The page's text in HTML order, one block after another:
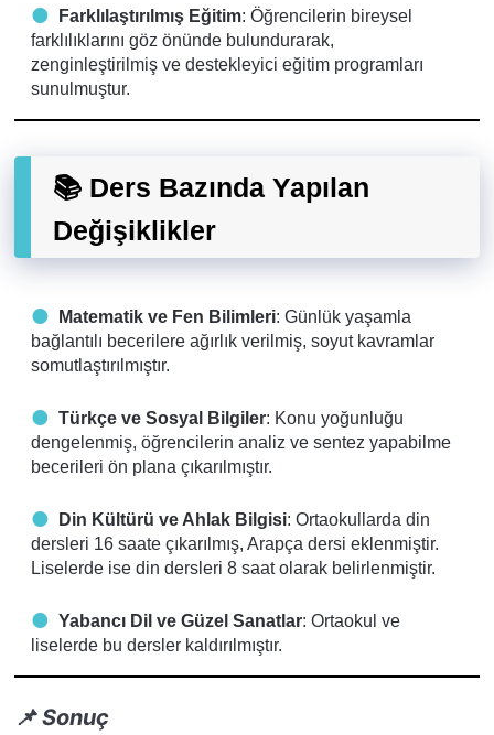
Farklılaştırılmış Eğitim: Öğrencilerin bireysel
farklılıklarını göz önünde bulundurarak,
zenginleştirilmiş ve destekleyici eğitim programları
sunulmuştur.
📚 Ders Bazında Yapılan
Değişiklikler
Matematik ve Fen Bilimleri: Günlük yaşamla
bağlantılı becerilere ağırlık verilmiş, soyut kavramlar
somutlaştırılmıştır.
Türkçe ve Sosyal Bilgiler: Konu yoğunluğu
dengelenmiş, öğrencilerin analiz ve sentez yapabilme
becerileri ön plana çıkarılmıştır.
Din Kültürü ve Ahlak Bilgisi: Ortaokullarda din
dersleri 16 saate çıkarılmış, Arapça dersi eklenmiştir.
Liselerde ise din dersleri 8 saat olarak belirlenmiştir.
Yabancı Dil ve Güzel Sanatlar: Ortaokul ve
liselerde bu dersler kaldırılmıştır.
📌 Sonuç